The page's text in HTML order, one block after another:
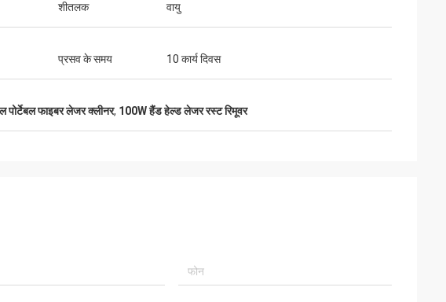
शीतलक वायु
प्रसव के समय 10 कार्य दिवस
पोर्टेबल फाइबर लेजर क्लीनर, 100W हैंड हेल्ड लेजर रस्ट रिमूवर